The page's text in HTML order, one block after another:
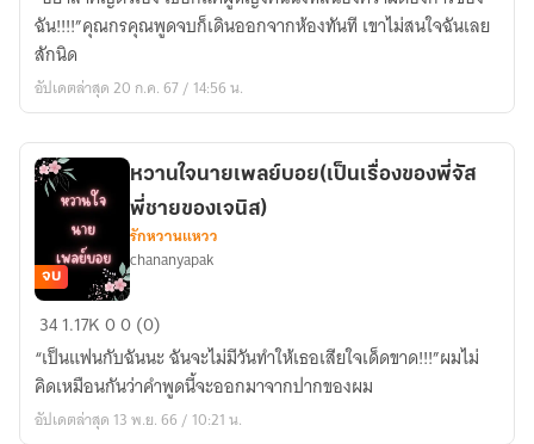
คุณ
ท่าน
ประธาน
(กร
x
ลิตา)
ฉัน!!!!”คุณกรคุณพูดจบก็เดินออกจากห้องทันที เขาไม่สนใจฉันเลย
สักนิด
อัปเดตล่าสุด 20 ก.ค. 67 / 14:56 น.
หวาน
ใจ
นาย
เพลย์บอย(เป็น
เรื่อง
จบ
หวานใจนายเพลย์บอย(เป็นเรื่องของพี่จัส
พี่ชายของเจนิส)
รักหวานแหวว
chananyapak
341.17K00 (0)
“เป็นแฟนกับฉันนะ ฉันจะไม่มีวันทำให้เธอเสียใจเด็ดขาด!!!”ผมไม่
คิดเหมือนกันว่าคำพูดนี้จะออกมาจากปากของผม
อัปเดตล่าสุด 13 พ.ย. 66 / 10:21 น.